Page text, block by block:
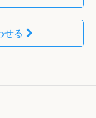
せる